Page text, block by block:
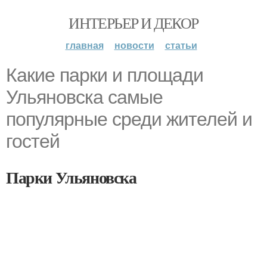
ИНТЕРЬЕР И ДЕКОР
главная новости статьи
Какие парки и площади
Ульяновска самые
популярные среди жителей и
гостей
Парки Ульяновска